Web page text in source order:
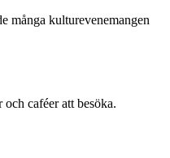
många kulturevenemangen
caféer att besöka.